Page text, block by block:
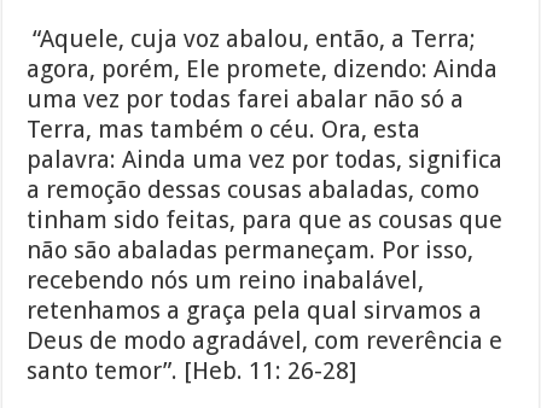
“Aquele, cuja voz abalou, então, a Terra;
agora, porém, Ele promete, dizendo: Ainda
uma vez por todas farei abalar não só a
Terra, mas também o céu. Ora, esta
palavra: Ainda uma vez por todas, significa
a remoção dessas cousas abaladas, como
tinham sido feitas, para que as cousas que
não são abaladas permaneçam. Por isso,
recebendo nós um reino inabalável,
retenhamos a graça pela qual sirvamos a
Deus de modo agradável, com reverência e
santo temor”. [Heb. 11: 26-28]